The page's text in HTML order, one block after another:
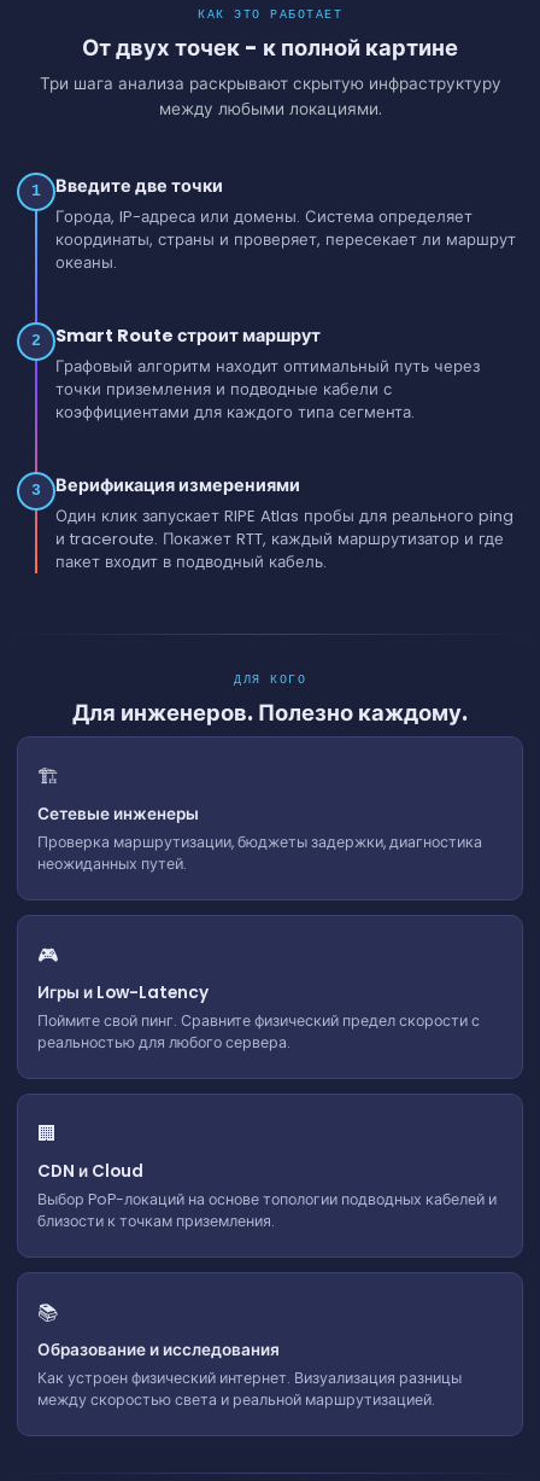
КАК ЭТО РАБОТАЕТ
От двух точек - к полной картине
Три шага анализа раскрывают скрытую инфраструктуру
между любыми локациями.
1 Введите две точки
Города, IP-адреса или домены. Система определяет
координаты, страны и проверяет, пересекает ли маршрут
океаны.
2 Smart Route строит маршрут
Графовый алгоритм находит оптимальный путь через
точки приземления и подводные кабели с
коэффициентами для каждого типа сегмента.
3 Верификация измерениями
Один клик запускает RIPE Atlas пробы для реального ping
и traceroute. Покажет RTT, каждый маршрутизатор и где
пакет входит в подводный кабель.
ДЛЯ КОГО
Для инженеров. Полезно каждому.
🏗️
Сетевые инженеры
Проверка маршрутизации, бюджеты задержки, диагностика
неожиданных путей.
🎮
Игры и Low-Latency
Поймите свой пинг. Сравните физический предел скорости с
реальностью для любого сервера.
🏢
CDN и Cloud
Выбор PoP-локаций на основе топологии подводных кабелей и
близости к точкам приземления.
📚
Образование и исследования
Как устроен физический интернет. Визуализация разницы
между скоростью света и реальной маршрутизацией.